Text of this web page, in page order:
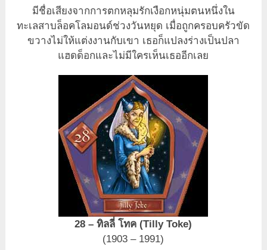
มีชื่อเสียงจากการตกหลุมรักเงือกหนุ่มตนหนึ่งใน
ทะเลสาบล็อคโลมอนด์ช่วงวันหยุด เมื่อถูกครอบครัวขัด
ขวางไม่ให้แต่งงานกับเขา เธอก็แปลงร่างเป็นปลา
แฮดด็อกและไม่มีใครเห็นเธออีกเลย
28 – ทิลลี่ โทค (Tilly Toke)
(1903 – 1991)